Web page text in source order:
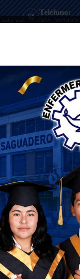
Teléfono:
051-202422